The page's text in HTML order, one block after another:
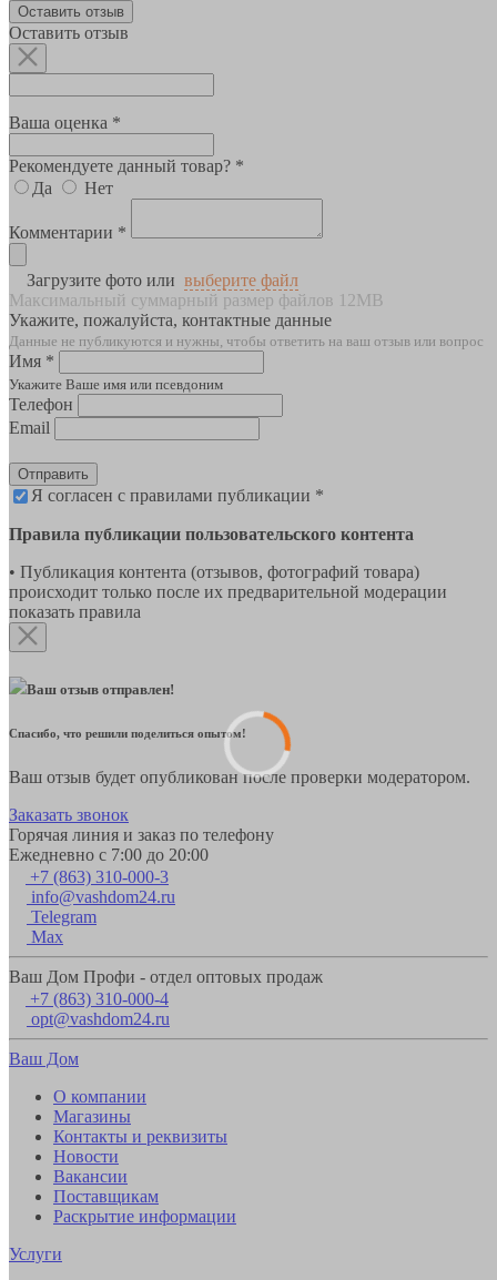
Оставить отзыв
Оставить отзыв
Ваша оценка *
Рекомендуете данный товар? *
Да
Нет
Комментарии *
Загрузите фото или выберите файл
Максимальный суммарный размер файлов 12MB
Укажите, пожалуйста, контактные данные
Данные не публикуются и нужны, чтобы ответить на ваш отзыв или вопрос
Имя *
Укажите Ваше имя или псевдоним
Телефон
Email
Отправить
Я согласен с правилами публикации *
Правила публикации пользовательского контента
• Публикация контента (отзывов, фотографий товара)
происходит только после их предварительной модерации
показать правила
Ваш отзыв отправлен!
Спасибо, что решили поделиться опытом!
Ваш отзыв будет опубликован после проверки модератором.
Заказать звонок
Горячая линия и заказ по телефону
Ежедневно с 7:00 до 20:00
+7 (863) 310-000-3
info@vashdom24.ru
Telegram
Max
Ваш Дом Профи - отдел оптовых продаж
+7 (863) 310-000-4
opt@vashdom24.ru
Ваш Дом
О компании
Магазины
Контакты и реквизиты
Новости
Вакансии
Поставщикам
Раскрытие информации
Услуги